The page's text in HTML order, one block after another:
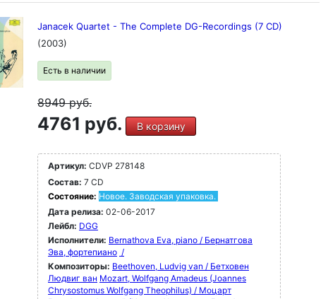
Janacek Quartet - The Complete DG-Recordings (7 CD)
(2003)
Есть в наличии
8949руб.
4761 руб. В корзину
Артикул: CDVP 278148
Состав: 7 CD
Состояние: Новое. Заводская упаковка.
Дата релиза: 02-06-2017
Лейбл: DGG
Исполнители: Bernathova Eva, piano / Бернатгова
Эва, фортепиано /
Композиторы: Beethoven, Ludvig van / Бетховен
Людвиг ван Mozart, Wolfgang Amadeus (Joannes
Chrysostomus Wolfgang Theophilus) / Моцарт